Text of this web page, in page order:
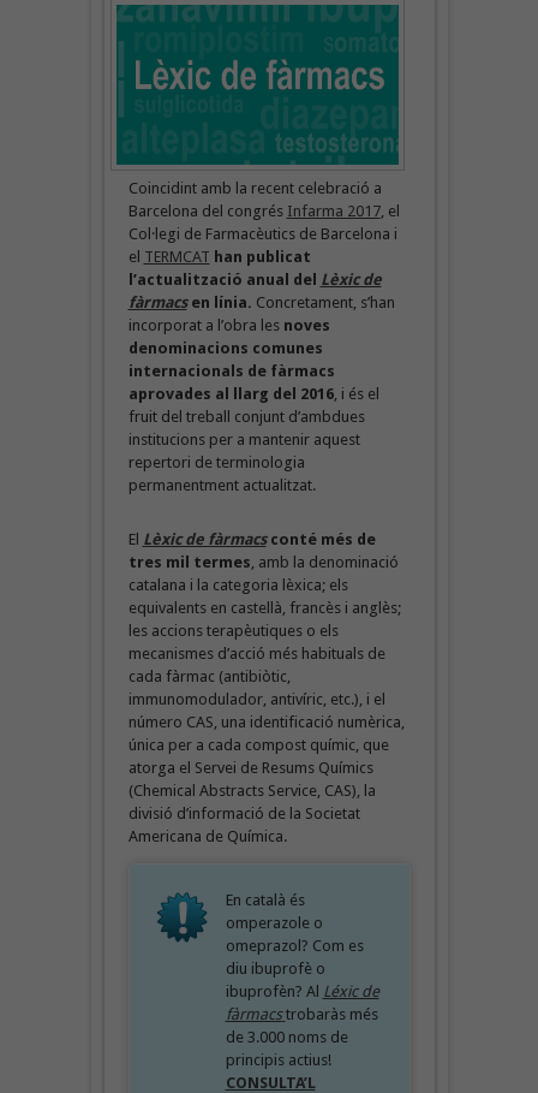
Coincidint amb la recent celebració a
Barcelona del congrés Infarma 2017, el
Col·legi de Farmacèutics de Barcelona i
el TERMCAT han publicat
l’actualització anual del Lèxic de
fàrmacs en línia. Concretament, s’han
incorporat a l’obra les noves
denominacions comunes
internacionals de fàrmacs
aprovades al llarg del 2016, i és el
fruit del treball conjunt d’ambdues
institucions per a mantenir aquest
repertori de terminologia
permanentment actualitzat.
El Lèxic de fàrmacsconté més de
tres mil termes , amb la denominació
catalana i la categoria lèxica; els
equivalents en castellà, francès i anglès;
les accions terapèutiques o els
mecanismes d’acció més habituals de
cada fàrmac (antibiòtic,
immunomodulador, antivíric, etc.), i el
número CAS, una identificació numèrica,
única per a cada compost químic, que
atorga el Servei de Resums Químics
(Chemical Abstracts Service, CAS), la
divisió d’informació de la Societat
Americana de Química.
En català és
omperazole o
omeprazol? Com es
diu ibuprofè o
ibuprofèn? Al Léxic de
fàrmacs trobaràs més
de 3.000 noms de
principis actius!
CONSULTA’L